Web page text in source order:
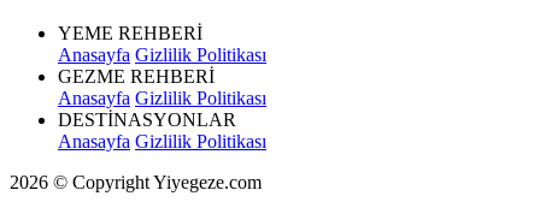
YEME REHBERİ
Anasayfa Gizlilik Politikası
GEZME REHBERİ
Anasayfa Gizlilik Politikası
DESTİNASYONLAR
Anasayfa Gizlilik Politikası
2026 © Copyright Yiyegeze.com